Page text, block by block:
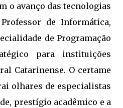
o avanço das tecnologias
de Informática,
de Programação
para instituições
Catarinense. O certame
olhares de especialistas
prestígio acadêmico e a